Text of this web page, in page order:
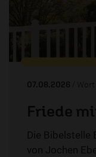
07.08.2026 /
Friede
Die Bibelstelle
von Jochen